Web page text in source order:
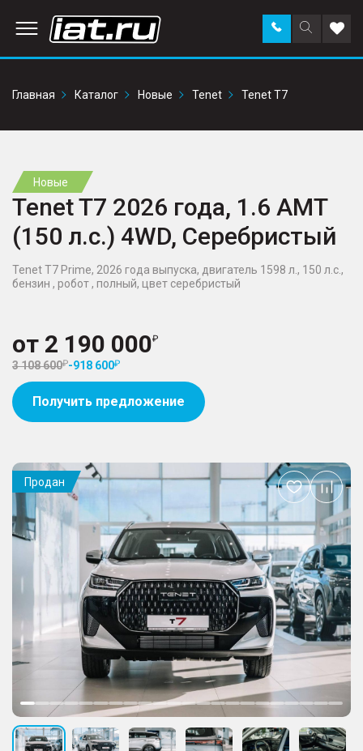
Поиск
по
Заказать
звонок в
Главная
Каталог Новые Tenet Tenet T7
Новые
Tenet T7 2026 года, 1.6 AMT
(150 л.с.) 4WD, Серебристый
Tenet T7 Prime, 2026 года выпуска, двигатель 1598 л., 150 л.с.,
бензин , робот , полный, цвет серебристый
от 2 190 000
3 108 600 -918 600
Получить предложение
Продан
Добавить
в
избранное